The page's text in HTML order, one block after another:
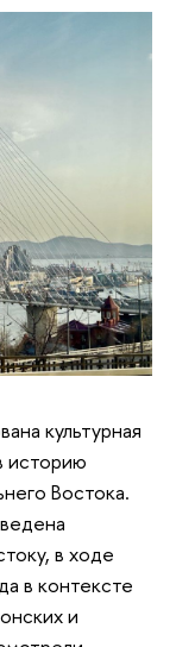
культурная
историю
Востока.
в ходе
в контексте
и